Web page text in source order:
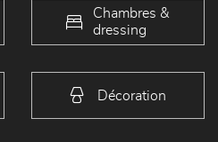
Chambres &
dressing
Décoration